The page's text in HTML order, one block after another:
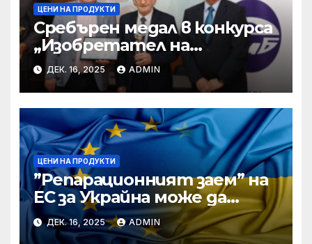
ЦЕНИ НА ПРОДУКТИ
Сребърен медал в конкурса
„Изобретател на
годината“ за учени от БАН
ДЕК. 16, 2025 ADMIN
ЦЕНИ НА ПРОДУКТИ
”Репарационният заем” на
ЕС за Украйна може да
достигне 130 милиарда
евро
ДЕК. 16, 2025 ADMIN